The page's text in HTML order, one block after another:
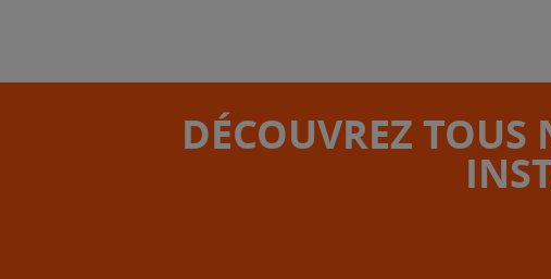
DÉCOUVREZ TOUS